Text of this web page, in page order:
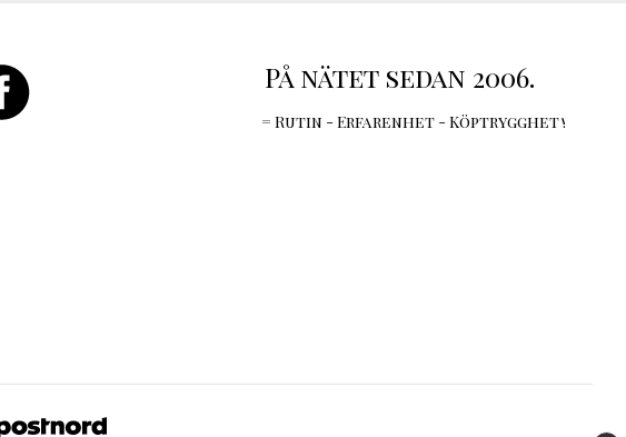
På nätet sedan 2006.
= Rutin - Erfarenhet - Köptrygghet !